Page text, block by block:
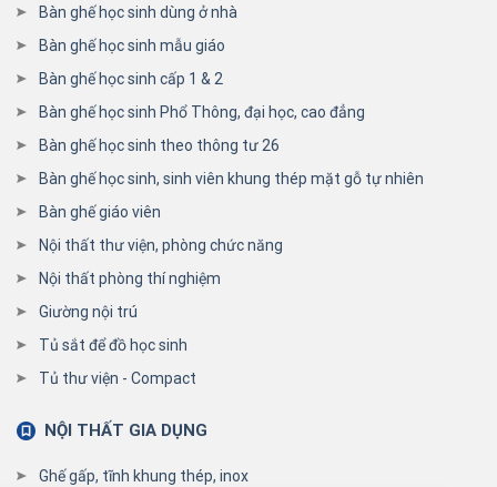
Bàn ghế học sinh dùng ở nhà
Bàn ghế học sinh mẫu giáo
Bàn ghế học sinh cấp 1 & 2
Bàn ghế học sinh Phổ Thông, đại học, cao đẳng
Bàn ghế học sinh theo thông tư 26
Bàn ghế học sinh, sinh viên khung thép mặt gỗ tự nhiên
Bàn ghế giáo viên
Nội thất thư viện, phòng chức năng
Nội thất phòng thí nghiệm
Giường nội trú
Tủ sắt để đồ học sinh
Tủ thư viện - Compact
NỘI THẤT GIA DỤNG
Ghế gấp, tĩnh khung thép, inox